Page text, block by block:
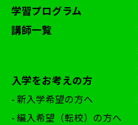
学習プログラム
講師一覧
入学をお考えの方
- 新入学希望の方へ
- 編入希望（転校）の方へ